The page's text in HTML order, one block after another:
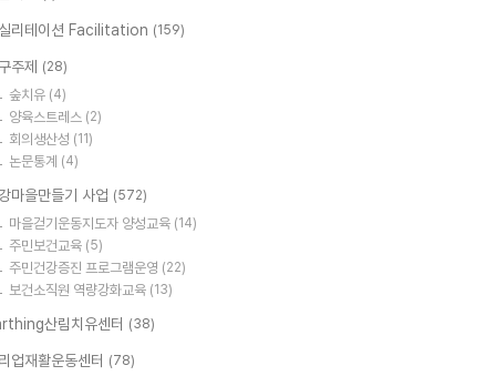
리테이션 Facilitation (159)
주제 (28)
숲치유 (4)
양육스트레스 (2)
회의생산성 (11)
논문통계 (4)
마을만들기 사업 (572)
마을걷기운동지도자 양성교육 (14)
주민보건교육 (5)
주민건강증진 프로그램운영 (22)
보건소직원 역량강화교육 (13)
산림치유센터 (38)
업재활운동센터 (78)